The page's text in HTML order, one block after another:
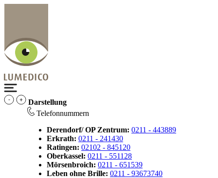
Darstellung
Telefonnummern
Derendorf/ OP Zentrum: 0211 - 443889
Erkrath: 0211 - 241430
Ratingen: 02102 - 845120
Oberkassel: 0211 - 551128
Mörsenbroich: 0211 - 651539
Leben ohne Brille: 0211 - 93673740